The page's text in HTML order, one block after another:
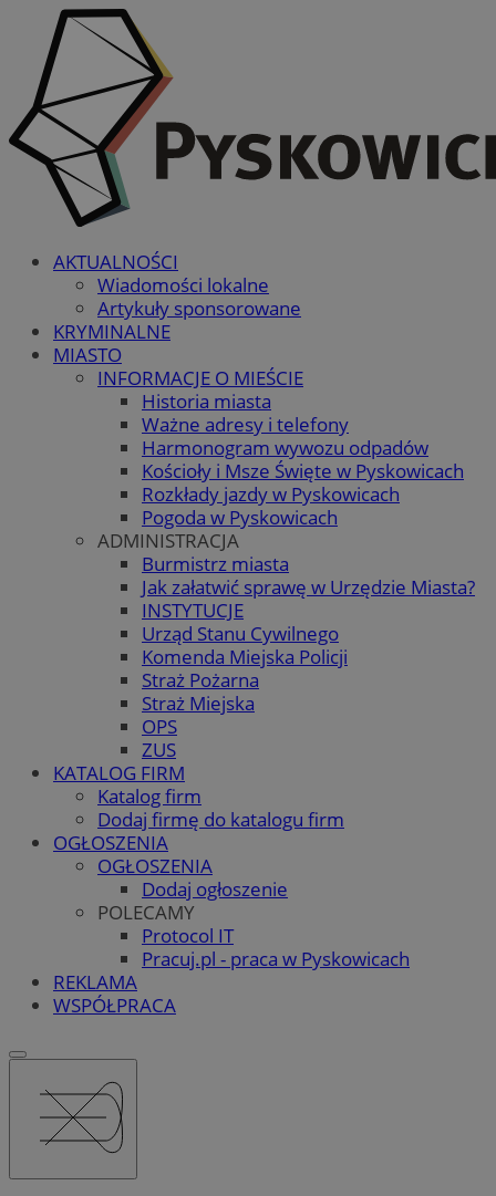
AKTUALNOŚCI
Wiadomości lokalne
Artykuły sponsorowane
KRYMINALNE
MIASTO
INFORMACJE O MIEŚCIE
Historia miasta
Ważne adresy i telefony
Harmonogram wywozu odpadów
Kościoły i Msze Święte w Pyskowicach
Rozkłady jazdy w Pyskowicach
Pogoda w Pyskowicach
ADMINISTRACJA
Burmistrz miasta
Jak załatwić sprawę w Urzędzie Miasta?
INSTYTUCJE
Urząd Stanu Cywilnego
Komenda Miejska Policji
Straż Pożarna
Straż Miejska
OPS
ZUS
KATALOG FIRM
Katalog firm
Dodaj firmę do katalogu firm
OGŁOSZENIA
OGŁOSZENIA
Dodaj ogłoszenie
POLECAMY
Protocol IT
Pracuj.pl - praca w Pyskowicach
REKLAMA
WSPÓŁPRACA